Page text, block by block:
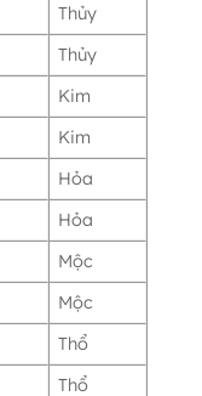
Thủy
Thủy
Kim
Kim
Hỏa
Hỏa
Mộc
Mộc
Thổ
Thổ